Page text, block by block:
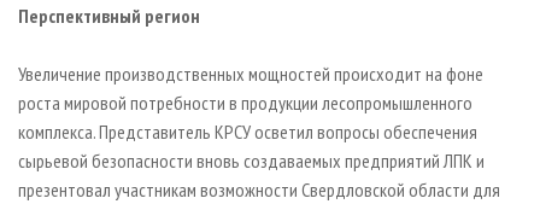
Перспективный регион
Увеличение производственных мощностей происходит на фоне
роста мировой потребности в продукции лесопромышленного
комплекса. Представитель КРСУ осветил вопросы обеспечения
сырьевой безопасности вновь создаваемых предприятий ЛПК и
презентовал участникам возможности Свердловской области для